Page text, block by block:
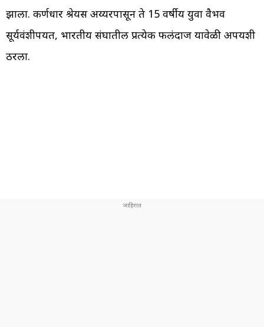
झाला. कर्णधार श्रेयस अय्यरपासून ते 15 वर्षीय युवा वैभव
सूर्यवंशीपर्यंत, भारतीय संघातील प्रत्येक फलंदाज यावेळी अपयशी
ठरला.